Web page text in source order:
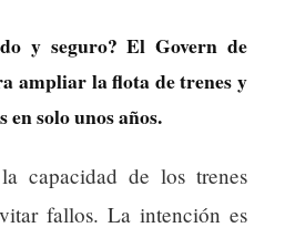
y seguro? El Govern de
ampliar la flota de trenes y
solo unos años.
capacidad de los trenes
fallos. La intención es